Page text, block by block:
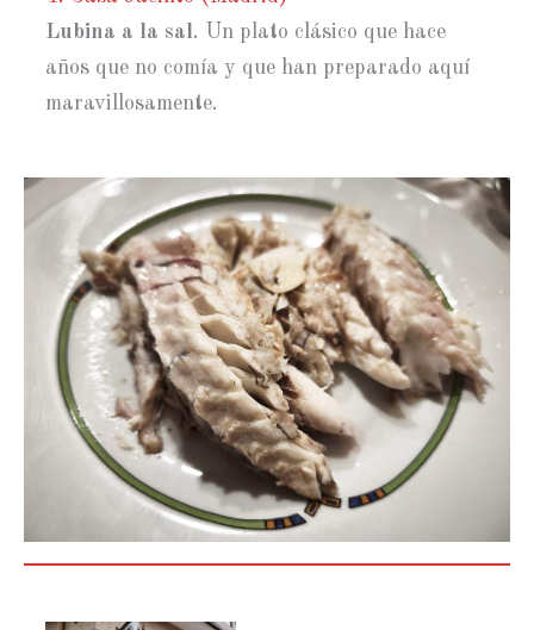
Lubina a la sal. Un plato clásico que hace
años que no comía y que han preparado aquí
maravillosamente.